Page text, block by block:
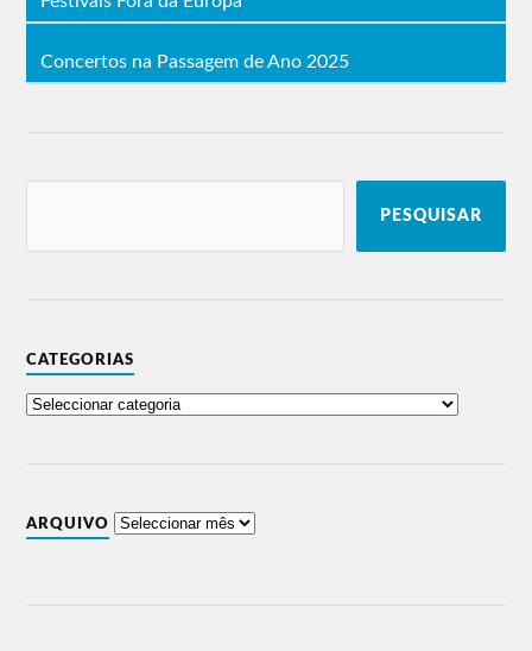
Concertos na Passagem de Ano 2025
PESQUISAR
CATEGORIAS
ARQUIVO